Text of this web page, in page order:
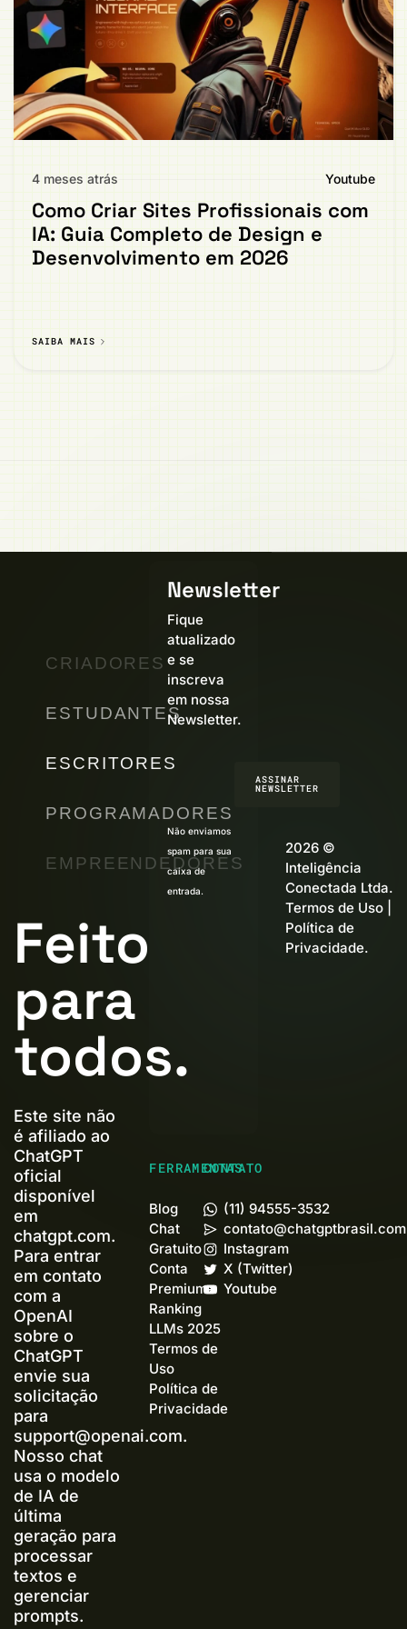
4 meses atrás Youtube
Como Criar Sites Profissionais com
IA: Guia Completo de Design e
Desenvolvimento em 2026
SAIBA MAIS
Feito
para
todos.
Este site não
é afiliado ao
ChatGPT
oficial
disponível
em
chatgpt.com.
Para entrar
em contato
com a
OpenAI
sobre o
ChatGPT
envie sua
solicitação
para
support@openai.com.
Nosso chat
usa o modelo
de IA de
última
geração para
processar
textos e
gerenciar
prompts.
CRIADORES
ESTUDANTES
ESCRITORES
PROGRAMADORES
EMPREENDEDORES
Newsletter
Fique
atualizado
e se
inscreva
em nossa
Newsletter.
ASSINAR
NEWSLETTER
Não enviamos
spam para sua
caixa de
entrada.
FERRAMENTAS
Blog
Chat
Gratuito
Conta
Premium+
Ranking
LLMs 2025
Termos de
Uso
Política de
Privacidade
CONTATO
(11) 94555-3532
Instagram
X (Twitter)
Youtube
2026 ©
Inteligência
Conectada Ltda.
Termos de Uso|
Política de
Privacidade.